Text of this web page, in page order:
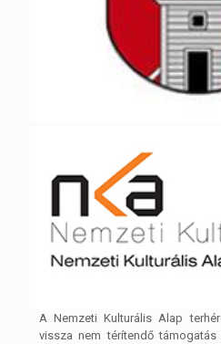
A Nemzeti Kulturális Alap
vissza nem térítendő támogatás